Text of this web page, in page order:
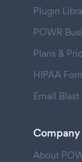
Plugin
POWR
Plans &
HIPAA
Email Blast
Company
About